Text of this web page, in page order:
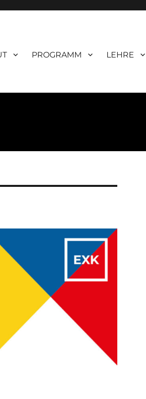
PROGRAMM LEHRE